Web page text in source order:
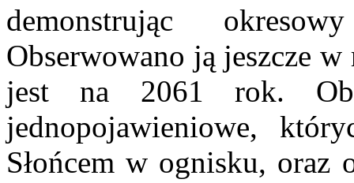
demonstrując
Obserwowano ją jeszcze
jest na 2061 rok.
jednopojawieniowe,
Słońcem w ognisku, oraz